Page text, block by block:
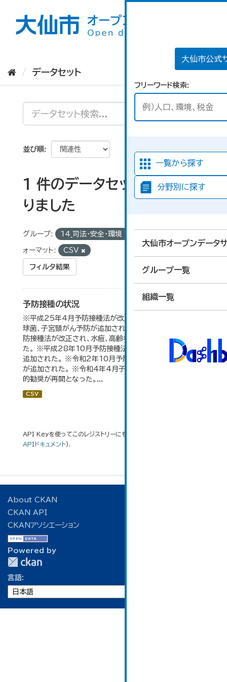
大仙市公式
フリーワード検索
一覧から探す
分野別に探す
大仙市オープンデータ
グループ一覧
組織一覧
データセット
並び順
1 件のデータセットが見つか
りました
グループ: 14_司法・安全・環境
ォーマット: CSV
フィルタ結果
予防接種の状況
※平成25年4月予防接種法が改正され、ヒブ、小児用肺炎
球菌、子宮頸がん予防が追加された。 ※平成26年10月予
防接種法が改正され、水痘、高齢者肺炎球菌が追加され
た。 ※平成28年10月予防接種法が改正され、Ｂ型肝炎が
追加された。 ※令和2年10月予防接種法が改正され、ロタ
が追加された。 ※令和4年4月子宮頸がん予防接種の積極
的勧奨が再開となった。...
CSV
API Keyを使ってこのレジストリーにもアクセス可能です
APIドキュメント).
About CKAN
CKAN API
CKANアソシエーション
Powered by
言語